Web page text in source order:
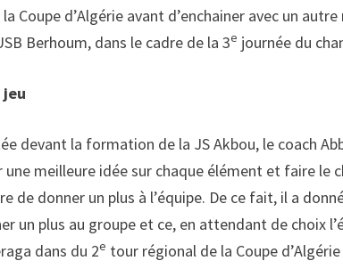
Coupe d’Algérie avant d’enchainer avec un
Berhoum, dans le cadre de la 3e journée du
jeu
devant la formation de la JS Akbou, le coach
une meilleure idée sur chaque élément et faire le
de donner un plus à l’équipe. De ce fait, il a
un plus au groupe et ce, en attendant de choix
dans du 2e tour régional de la Coupe